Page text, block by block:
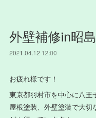
外壁補修in昭
2021.04.12 12:00
お疲れ様です！
東京都羽村市を中心に八
屋根塗装、外壁塗装で大